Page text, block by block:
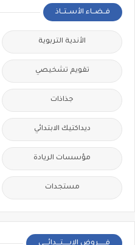
فــضــاء الأســتــاذ
الأندية التربوية
تقويم تشخيصي
جذاذات
ديداكتيك الابتدائي
مؤسسات الريادة
مستجدات